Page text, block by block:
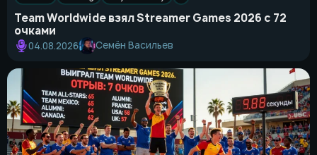
Team Worldwide взял Streamer Games 2026 с 72
очками
04.08.2026 Семён Васильев